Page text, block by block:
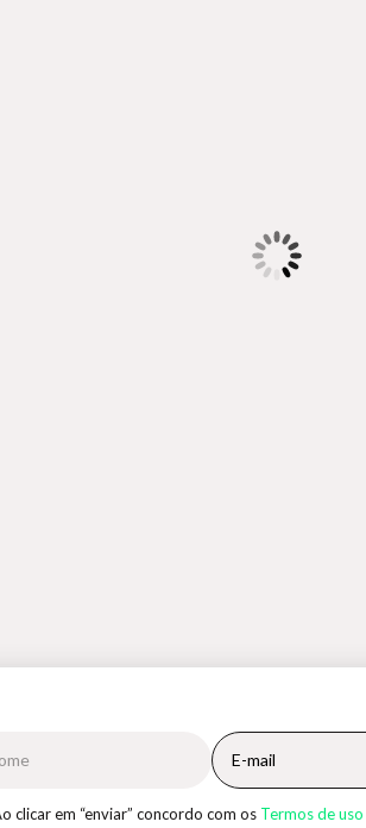
clicar em “enviar” concordo com os Termos de uso